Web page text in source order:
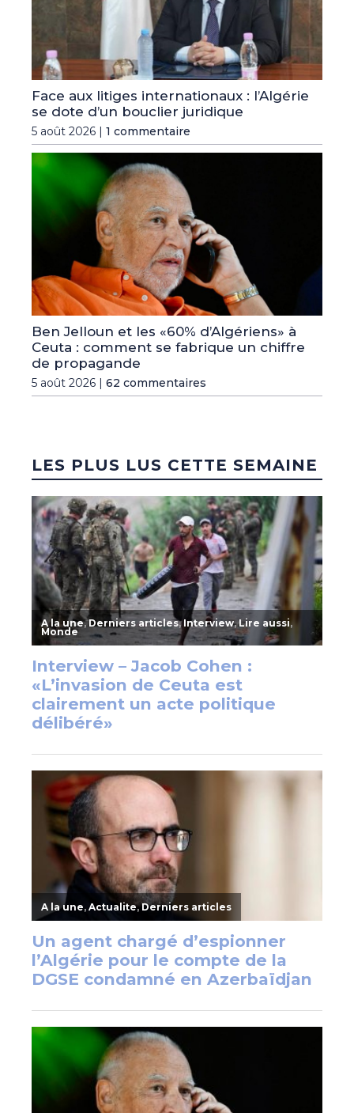
Face aux litiges internationaux : l’Algérie
se dote d’un bouclier juridique
5 août 2026 | 1 commentaire
Ben Jelloun et les «60% d’Algériens» à
Ceuta : comment se fabrique un chiffre
de propagande
5 août 2026 | 62 commentaires
LES PLUS LUS CETTE SEMAINE